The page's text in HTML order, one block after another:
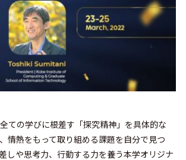
ての学びに根差す「探究精神」を具体的な
情熱をもって取り組める課題を自分で見つ
しや思考力、行動する力を養う本学オリジナ